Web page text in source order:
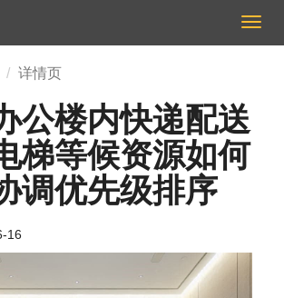
切
换
详情页
公楼内快递配送
梯等候资源如何
调优先级排序
16